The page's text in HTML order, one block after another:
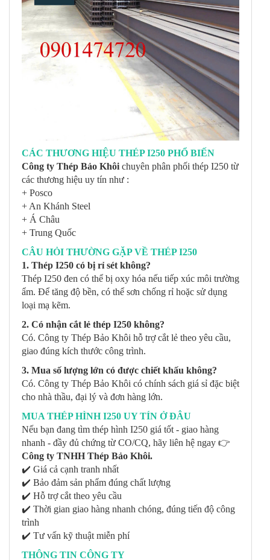
CÁC THƯƠNG HIỆU THÉP I250 PHỔ BIẾN
Công ty Thép Bảo Khôichuyên phân phối thép I250 từ
các thương hiệu uy tín như :
+ Posco
+ An Khánh Steel
+ Á Châu
+ Trung Quốc
CÂU HỎI THƯỜNG GẶP VỀ THÉP I250
1. Thép I250 có bị rỉ sét không?
Thép I250 đen có thể bị oxy hóa nếu tiếp xúc môi trường
ẩm. Để tăng độ bền, có thể sơn chống rỉ hoặc sử dụng
loại mạ kẽm.
2. Có nhận cắt lẻ thép I250 không?
Có. Công ty Thép Bảo Khôi hỗ trợ cắt lẻ theo yêu cầu,
giao đúng kích thước công trình.
3. Mua số lượng lớn có được chiết khấu không?
Có. Công ty Thép Bảo Khôi có chính sách giá sỉ đặc biệt
cho nhà thầu, đại lý và đơn hàng lớn.
MUA THÉP HÌNH I250 UY TÍN Ở ĐÂU
Nếu bạn đang tìm thép hình I250 giá tốt - giao hàng
nhanh - đầy đủ chứng từ CO/CQ, hãy liên hệ ngay 👉
Công ty TNHH Thép Bảo Khôi.
✔️ Giá cả cạnh tranh nhất
✔️ Bảo đảm sản phẩm đúng chất lượng
✔️ Hỗ trợ cắt theo yêu cầu
✔️ Thời gian giao hàng nhanh chóng, đúng tiến độ công
trình
✔️ Tư vấn kỹ thuật miễn phí
THÔNG TIN CÔNG TY